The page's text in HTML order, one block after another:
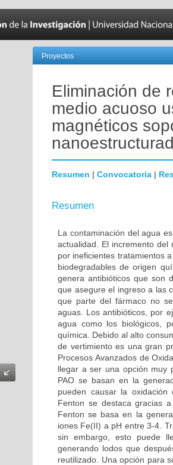
Proyectos
Eliminación de
medio acuoso
magnéticos
Resumen | Convocatoria |
Resumen
La contaminación del agua
actualidad. El incremento del
por ineficientes tratamientos
biodegradables de origen
genera antibióticos que son
que asegure el ingreso a las
que parte del fármaco no
aguas. Los antibióticos, por
agua como los biológicos,
química. Debido al alto
de vertimiento es una gran
Procesos Avanzados de
llegar a ser una opción muy
PAO se basan en la
pueden causar la
Fenton se destaca gracias
Fenton se basa en la
iones Fe(II) a pH entre 3-4.
sin embargo, esto puede
generando lodos que
reutilizado. Una opción para